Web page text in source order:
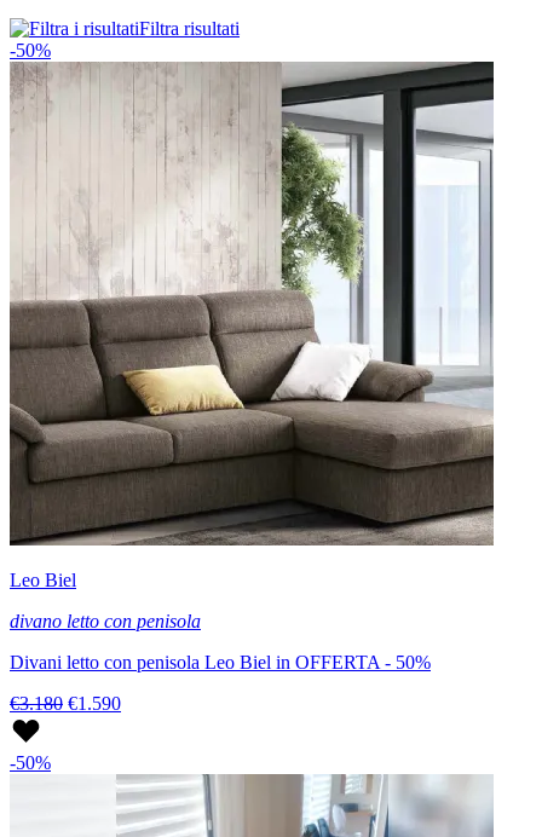
Filtra risultati
-50%
Leo Biel
divano letto con penisola
Divani letto con penisola Leo Biel in OFFERTA - 50%
€3.180 €1.590
-50%